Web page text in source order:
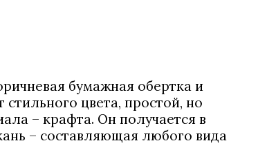
бумажная обертка и
цвета, простой, но
– крафта. Он получается в
– составляющая любого вида